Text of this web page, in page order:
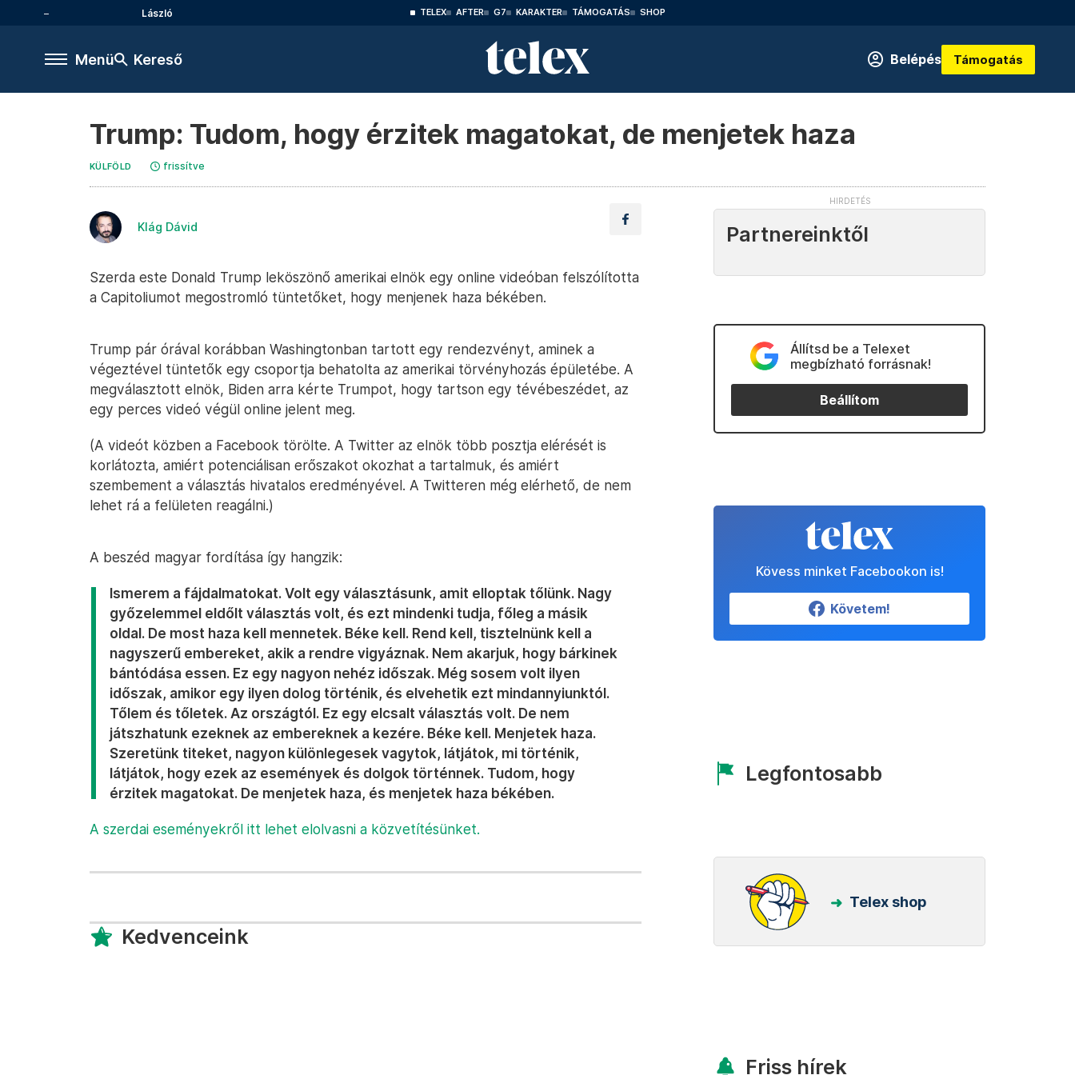
László TELEX AFTER G7 KARAKTER TÁMOGATÁS SHOP
Menü Kereső Belépés Támogatás
Trump: Tudom, hogy érzitek magatokat, de menjetek haza
KÜLFÖLD frissítve
Klág Dávid
Szerda este Donald Trump leköszönő amerikai elnök egy online videóban felszólította
a Capitoliumot megostromló tüntetőket, hogy menjenek haza békében.
Trump pár órával korábban Washingtonban tartott egy rendezvényt, aminek a
végeztével tüntetők egy csoportja behatolta az amerikai törvényhozás épületébe. A
megválasztott elnök, Biden arra kérte Trumpot, hogy tartson egy tévébeszédet, az
egy perces videó végül online jelent meg.
(A videót közben a Facebook törölte. A Twitter az elnök több posztja elérését is
korlátozta, amiért potenciálisan erőszakot okozhat a tartalmuk, és amiért
szembement a választás hivatalos eredményével. A Twitteren még elérhető, de nem
lehet rá a felületen reagálni.)
A beszéd magyar fordítása így hangzik:
Ismerem a fájdalmatokat. Volt egy választásunk, amit elloptak tőlünk. Nagy
győzelemmel eldőlt választás volt, és ezt mindenki tudja, főleg a másik
oldal. De most haza kell mennetek. Béke kell. Rend kell, tisztelnünk kell a
nagyszerű embereket, akik a rendre vigyáznak. Nem akarjuk, hogy bárkinek
bántódása essen. Ez egy nagyon nehéz időszak. Még sosem volt ilyen
időszak, amikor egy ilyen dolog történik, és elvehetik ezt mindannyiunktól.
Tőlem és tőletek. Az országtól. Ez egy elcsalt választás volt. De nem
játszhatunk ezeknek az embereknek a kezére. Béke kell. Menjetek haza.
Szeretünk titeket, nagyon különlegesek vagytok, látjátok, mi történik,
látjátok, hogy ezek az események és dolgok történnek. Tudom, hogy
érzitek magatokat. De menjetek haza, és menjetek haza békében.
A szerdai eseményekről itt lehet elolvasni a közvetítésünket.
Kedvenceink
Partnereinktől
Állítsd be a Telexet
megbízható forrásnak!
Beállítom
Kövess minket Facebookon is!
Követem!
Legfontosabb
Telex shop
Friss hírek